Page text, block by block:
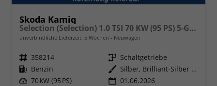
Skoda Kamiq
Selection (Selection) 1.0 TSI 70 KW (95 PS) 5-Gang Schaltgetriebe
unverbindliche Lieferzeit: 5 Wochen Neuwagen
Fahrzeugnr. 358214 Getriebe Schaltgetriebe
Kraftstoff Benzin Außenfarbe
Silber, Brilliant-Silber Metallic (8E)
Leistung 70 kW (95 PS) 01.06.2026